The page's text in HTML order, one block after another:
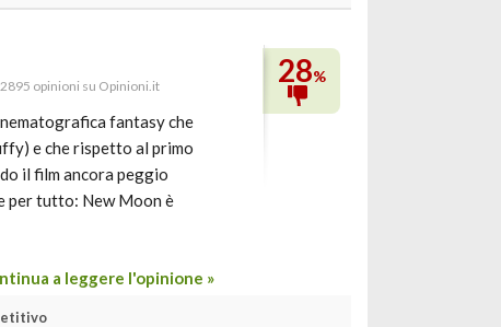
2895 opinioni su Opinioni.it
fantasy che
e che rispetto al primo
il film ancora peggio
per tutto: New Moon è
a leggere l'opinione »
28%